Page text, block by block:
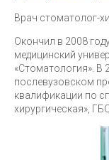
Врач стоматолог-
Окончил в 2008
медицинский
«Стоматология». В
послевузовском
квалификации по
хирургическая»,